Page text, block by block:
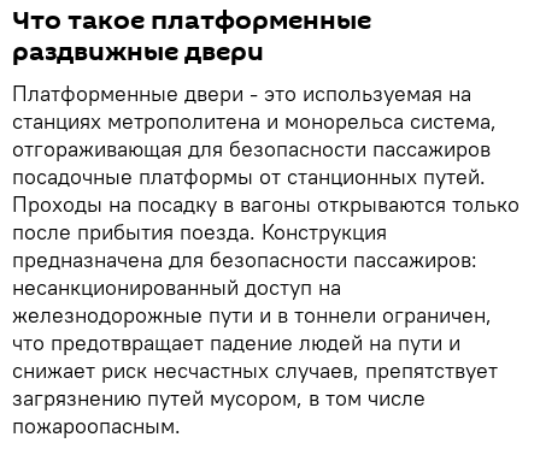
Что такое платформенные
раздвижные двери
Платформенные двери - это используемая на
станциях метрополитена и монорельса система,
отгораживающая для безопасности пассажиров
посадочные платформы от станционных путей.
Проходы на посадку в вагоны открываются только
после прибытия поезда. Конструкция
предназначена для безопасности пассажиров:
несанкционированный доступ на
железнодорожные пути и в тоннели ограничен,
что предотвращает падение людей на пути и
снижает риск несчастных случаев, препятствует
загрязнению путей мусором, в том числе
пожароопасным.